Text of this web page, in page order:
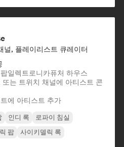
널, 플레이리스트 큐레이터
일렉트로니카퓨처 하우스
는 트위치 채널에 아티스트 콘
에 아티스트 추가
인디 록
로파이 침실
팝 사이키델릭 록